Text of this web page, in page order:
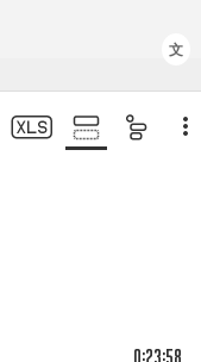
文
0:23:58